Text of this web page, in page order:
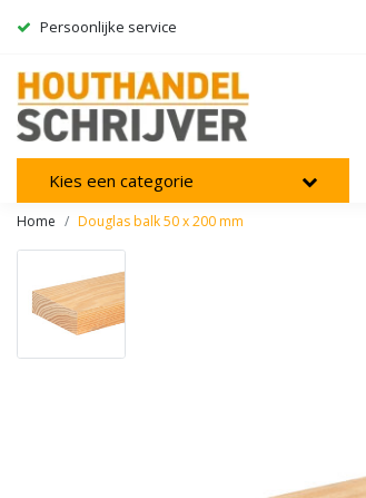
Persoonlijke service
Kies een categorie
Home Douglas balk 50 x 200 mm